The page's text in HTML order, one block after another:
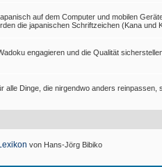
auf dem Computer und mobilen
die japanischen Schriftzeichen (Kana und
engagieren und die Qualität
alle Dinge, die nirgendwo anders reinpassen,
von Hans-Jörg Bibiko